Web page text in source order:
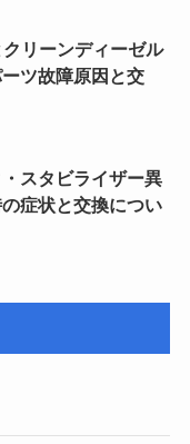
リーンディーゼル
ツ故障原因と交
スタビライザー異
症状と交換につい